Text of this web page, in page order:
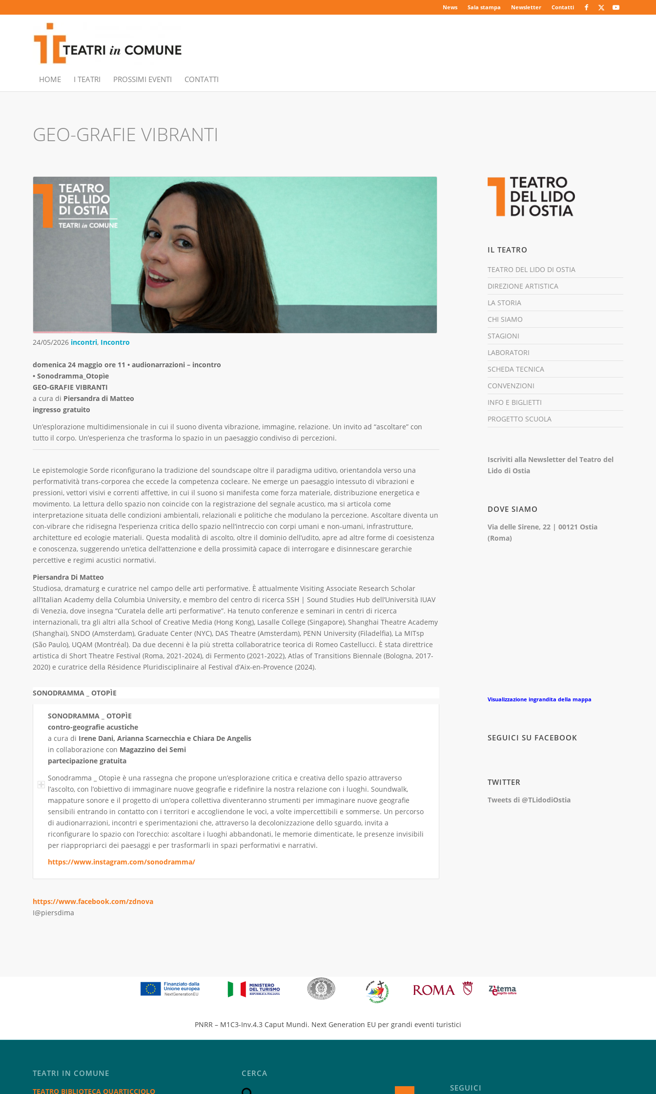
News Sala stampa Newsletter Contatti
HOME I TEATRI PROSSIMI EVENTI CONTATTI
GEO-GRAFIE VIBRANTI
24/05/2026 incontri, Incontro
domenica 24 maggio ore 11 • audionarrazioni – incontro
• Sonodramma_Otopìe
GEO-GRAFIE VIBRANTI
a cura di Piersandra di Matteo
ingresso gratuito
Un’esplorazione multidimensionale in cui il suono diventa vibrazione, immagine, relazione. Un invito ad “ascoltare” con
tutto il corpo. Un’esperienza che trasforma lo spazio in un paesaggio condiviso di percezioni.
Le epistemologie Sorde riconfigurano la tradizione del soundscape oltre il paradigma uditivo, orientandola verso una
performatività trans-corporea che eccede la competenza cocleare. Ne emerge un paesaggio intessuto di vibrazioni e
pressioni, vettori visivi e correnti affettive, in cui il suono si manifesta come forza materiale, distribuzione energetica e
movimento. La lettura dello spazio non coincide con la registrazione del segnale acustico, ma si articola come
interpretazione situata delle condizioni ambientali, relazionali e politiche che modulano la percezione. Ascoltare diventa un
con-vibrare che ridisegna l’esperienza critica dello spazio nell’intreccio con corpi umani e non-umani, infrastrutture,
architetture ed ecologie materiali. Questa modalità di ascolto, oltre il dominio dell’udito, apre ad altre forme di coesistenza
e conoscenza, suggerendo un’etica dell’attenzione e della prossimità capace di interrogare e disinnescare gerarchie
percettive e regimi acustici normativi.
Piersandra Di Matteo
Studiosa, dramaturg e curatrice nel campo delle arti performative. È attualmente Visiting Associate Research Scholar
all’Italian Academy della Columbia University, e membro del centro di ricerca SSH | Sound Studies Hub dell’Università IUAV
di Venezia, dove insegna “Curatela delle arti performative”. Ha tenuto conferenze e seminari in centri di ricerca
internazionali, tra gli altri alla School of Creative Media (Hong Kong), Lasalle College (Singapore), Shanghai Theatre Academy
(Shanghai), SNDO (Amsterdam), Graduate Center (NYC), DAS Theatre (Amsterdam), PENN University (Filadelfia), La MITsp
(São Paulo), UQAM (Montréal). Da due decenni è la più stretta collaboratrice teorica di Romeo Castellucci. È stata direttrice
artistica di Short Theatre Festival (Roma, 2021-2024), di Fermento (2021-2022), Atlas of Transitions Biennale (Bologna, 2017-
2020) e curatrice della Résidence Pluridisciplinaire al Festival d’Aix-en-Provence (2024).
SONODRAMMA _ OTOPÌE
SONODRAMMA _ OTOPÌE
contro-geografie acustiche
a cura di Irene Dani, Arianna Scarnecchia e Chiara De Angelis
in collaborazione con Magazzino dei Semi
partecipazione gratuita
Sonodramma _ Otopìe è una rassegna che propone un’esplorazione critica e creativa dello spazio attraverso
l’ascolto, con l’obiettivo di immaginare nuove geografie e ridefinire la nostra relazione con i luoghi. Soundwalk,
mappature sonore e il progetto di un’opera collettiva diventeranno strumenti per immaginare nuove geografie
sensibili entrando in contatto con i territori e accogliendone le voci, a volte impercettibili e sommerse. Un percorso
di audionarrazioni, incontri e sperimentazioni che, attraverso la decolonizzazione dello sguardo, invita a
riconfigurare lo spazio con l’orecchio: ascoltare i luoghi abbandonati, le memorie dimenticate, le presenze invisibili
per riappropriarci dei paesaggi e per trasformarli in spazi performativi e narrativi.
https://www.instagram.com/sonodramma/
https://www.facebook.com/zdnova
I@piersdima
IL TEATRO
TEATRO DEL LIDO DI OSTIA
DIREZIONE ARTISTICA
LA STORIA
CHI SIAMO
STAGIONI
LABORATORI
SCHEDA TECNICA
CONVENZIONI
INFO E BIGLIETTI
PROGETTO SCUOLA
Iscriviti alla Newsletter del Teatro del
Lido di Ostia
DOVE SIAMO
Via delle Sirene, 22 | 00121 Ostia
(Roma)
Visualizzazione ingrandita della mappa
SEGUICI SU FACEBOOK
TWITTER
Tweets di @TLidodiOstia
PNRR – M1C3-Inv.4.3 Caput Mundi. Next Generation EU per grandi eventi turistici
TEATRI IN COMUNE
TEATRO BIBLIOTECA QUARTICCIOLO
CERCA
SEGUICI